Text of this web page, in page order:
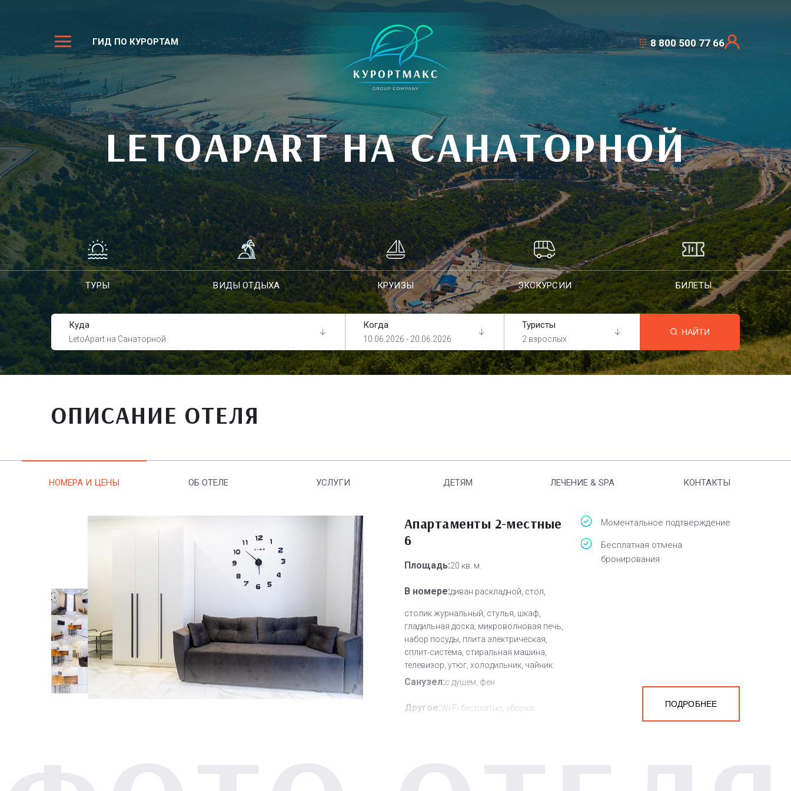
ГИД ПО КУРОРТАМ 8 800 500 77 66
LETOAPART НА САНАТОРНОЙ
ТУРЫ ВИДЫ ОТДЫХА КРУИЗЫ ЭКСКУРСИИ БИЛЕТЫ
Куда
LetoApart на Санаторной
Когда
10.06.2026 - 20.06.2026
Туристы
2 взрослых
НАЙТИ
ОПИСАНИЕ ОТЕЛЯ
НОМЕРА И ЦЕНЫ ОБ ОТЕЛЕ УСЛУГИ ДЕТЯМ ЛЕЧЕНИЕ & SPA КОНТАКТЫ
Апартаменты 2-местные
6
Площадь:20 кв. м.
В номере:диван раскладной, стол,
столик журнальный, стулья, шкаф,
гладильная доска, микроволновая печь,
набор посуды, плита электрическая,
сплит-система, стиральная машина,
телевизор, утюг, холодильник, чайник
Санузел:с душем, фен
Другое:Wi-Fi бесплатно, уборка
Моментальное подтверждение
Бесплатная отмена
бронирования
ПОДРОБНЕЕ